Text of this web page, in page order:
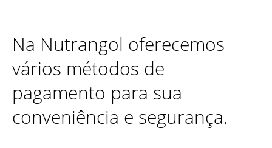
Na Nutrangol oferecemos
vários métodos de
pagamento para sua
conveniência e segurança.